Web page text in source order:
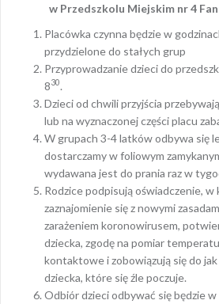
w Przedszkolu Miejskim nr 4
Placówka czynna będzie w
przydzielone do stałych grup
Przyprowadzanie dzieci do
830.
Dzieci od chwili przyjścia
lub na wyznaczonej części placu
W grupach 3-4 latków odbywa się
dostarczamy w foliowym
wydawana jest do prania raz w
Rodzice podpisują oświadczenie,
zaznajomienie się z nowymi
zarażeniem koronowirusem,
dziecka, zgodę na pomiar
kontaktowe i zobowiązują się do
dziecka, które się źle poczuje.
Odbiór dzieci odbywać się będzie